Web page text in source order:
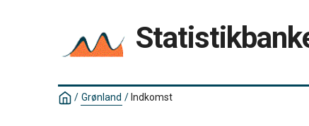
/ Grønland / Indkomst